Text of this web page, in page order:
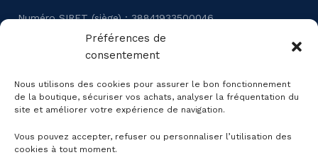
Préférences de
consentement
Nous utilisons des cookies pour assurer le bon fonctionnement
de la boutique, sécuriser vos achats, analyser la fréquentation du
site et améliorer votre expérience de navigation.
Vous pouvez accepter, refuser ou personnaliser l’utilisation des
cookies à tout moment.
Numéro SIRET (siège) : 38841933500046
Numéro TVA Intracommunautaire : FR24388419335